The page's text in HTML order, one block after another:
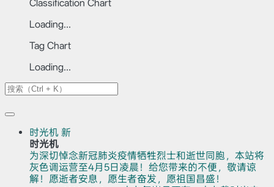
Classification Chart
Loading...
Tag Chart
Loading...
时光机 新
时光机
为深切悼念新冠肺炎疫情牺牲烈士和逝世同胞，本站将
灰色调运营至4月5日凌晨！给您带来的不便，敬请谅
解！愿逝者安息，愿生者奋发，愿祖国昌盛！